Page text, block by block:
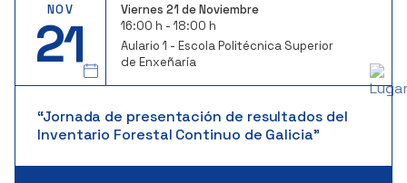
NOV
21
Viernes 21 de Noviembre
16:00 h - 18:00 h
Aulario 1 - Escola Politécnica Superior
de Enxeñaría
“Jornada de presentación de resultados del
Inventario Forestal Continuo de Galicia”